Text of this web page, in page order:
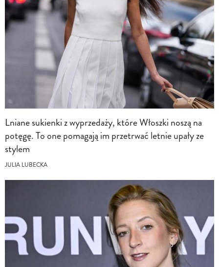
Lniane sukienki z wyprzedaży, które Włoszki noszą na
potęgę. To one pomagają im przetrwać letnie upały ze
stylem
JULIA LUBECKA